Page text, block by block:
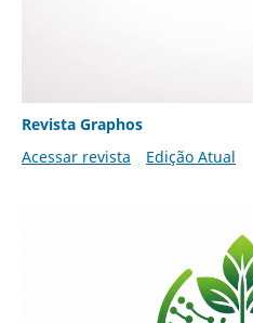
Revista Graphos
Acessar revista
Edição Atual